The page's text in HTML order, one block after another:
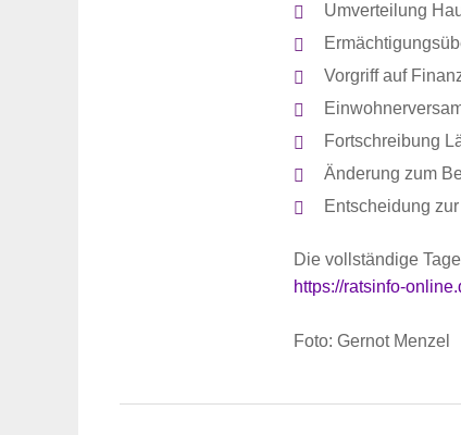
Suche
Umverteilung
Vorgriff auf
Fortschreibung
Änderung zum
Entscheidung
Die vollständige
https://ratsinfo-
Foto: Gernot Menzel